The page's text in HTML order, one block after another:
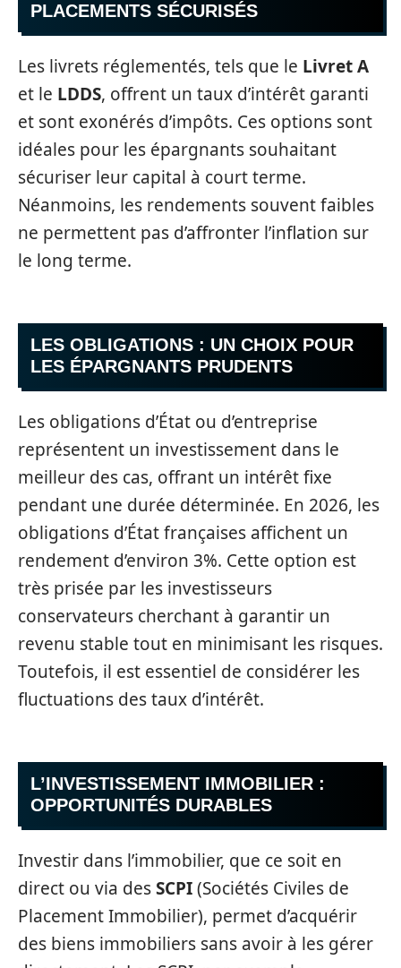
PLACEMENTS SÉCURISÉS
Les livrets réglementés, tels que le Livret A
et le LDDS, offrent un taux d’intérêt garanti
et sont exonérés d’impôts. Ces options sont
idéales pour les épargnants souhaitant
sécuriser leur capital à court terme.
Néanmoins, les rendements souvent faibles
ne permettent pas d’affronter l’inflation sur
le long terme.
LES OBLIGATIONS : UN CHOIX POUR
LES ÉPARGNANTS PRUDENTS
Les obligations d’État ou d’entreprise
représentent un investissement dans le
meilleur des cas, offrant un intérêt fixe
pendant une durée déterminée. En 2026, les
obligations d’État françaises affichent un
rendement d’environ 3%. Cette option est
très prisée par les investisseurs
conservateurs cherchant à garantir un
revenu stable tout en minimisant les risques.
Toutefois, il est essentiel de considérer les
fluctuations des taux d’intérêt.
L’INVESTISSEMENT IMMOBILIER :
OPPORTUNITÉS DURABLES
Investir dans l’immobilier, que ce soit en
direct ou via desSCPI(Sociétés Civiles de
Placement Immobilier), permet d’acquérir
des biens immobiliers sans avoir à les gérer